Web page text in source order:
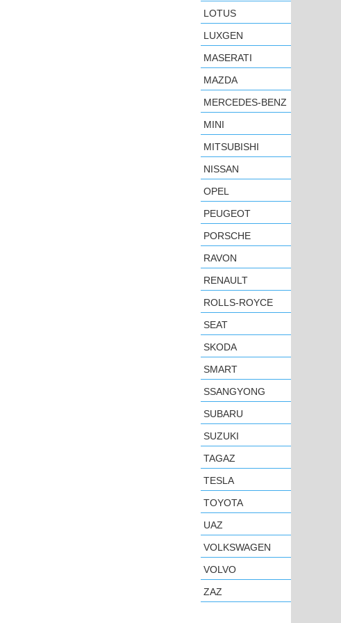
LOTUS
LUXGEN
MASERATI
MAZDA
MERCEDES-BENZ
MINI
MITSUBISHI
NISSAN
OPEL
PEUGEOT
PORSCHE
RAVON
RENAULT
ROLLS-ROYCE
SEAT
SKODA
SMART
SSANGYONG
SUBARU
SUZUKI
TAGAZ
TESLA
TOYOTA
UAZ
VOLKSWAGEN
VOLVO
ZAZ